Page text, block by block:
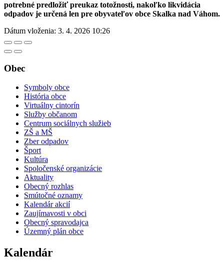
potrebné predložiť preukaz totožnosti, nakoľko likvidácia
odpadov je určená len pre obyvateľov obce Skalka nad Váhom.
Dátum vloženia: 3. 4. 2026 10:26
Obec
Symboly obce
História obce
Virtuálny cintorín
Služby občanom
Centrum sociálnych služieb
ZŠ a MŠ
Zber odpadov
Šport
Kultúra
Spoločenské organizácie
Aktuality
Obecný rozhlas
Smútočné oznamy
Kalendár akcií
Zaujímavosti v obci
Obecný spravodajca
Územný plán obce
Kalendár